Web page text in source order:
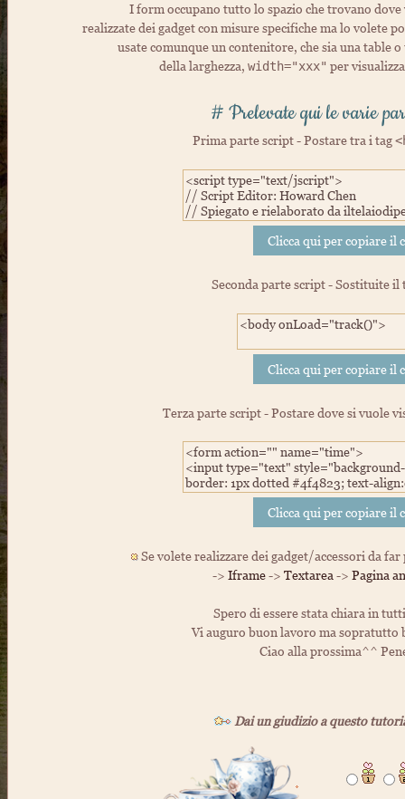
I form occupano tutto lo spazio che trovano
realizzate dei gadget con misure specifiche ma lo volete
usate comunque un contenitore, che sia una table
della larghezza, width="xxx" per
# Prelevate qui le varie
Prima parte script - Postare tra i tag
Seconda parte script - Sostituite il
Terza parte script - Postare dove si vuole
Se volete realizzare dei gadget/accessori da
-> Iframe-> Textarea -> Pagina
Spero di essere stata chiara in
Vi auguro buon lavoro ma
Ciao alla prossima^^
Dai un giudizio a questo